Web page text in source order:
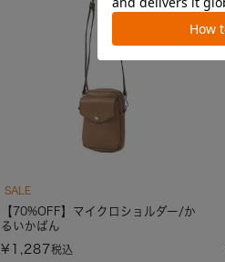
SALE
【70%OFF】マイクロショルダー/か
るいかばん
¥ 1,287税込